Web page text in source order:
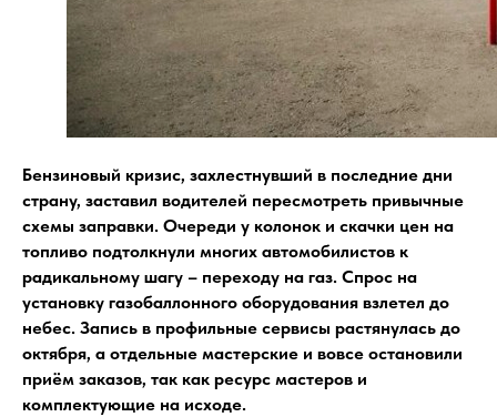
Бензиновый кризис, захлестнувший в последние дни
страну, заставил водителей пересмотреть привычные
схемы заправки. Очереди у колонок и скачки цен на
топливо подтолкнули многих автомобилистов к
радикальному шагу – переходу на газ. Спрос на
установку газобаллонного оборудования взлетел до
небес. Запись в профильные сервисы растянулась до
октября, а отдельные мастерские и вовсе остановили
приём заказов, так как ресурс мастеров и
комплектующие на исходе.